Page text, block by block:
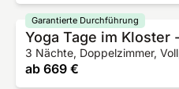
Yoga Tage im Kloster
3 Nächte, Doppelzimmer,
ab 669 €
Garantierte Durchführung